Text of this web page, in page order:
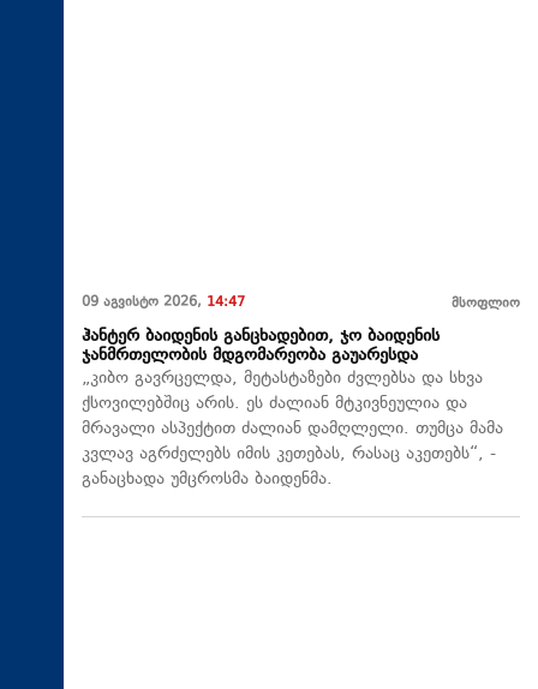
09 აგვისტო 2026, 14:47 მსოფლიო
ჰანტერ ბაიდენის განცხადებით, ჯო ბაიდენის
ჯანმრთელობის მდგომარეობა გაუარესდა
„კიბო გავრცელდა, მეტასტაზები ძვლებსა და სხვა
ქსოვილებშიც არის. ეს ძალიან მტკივნეულია და
მრავალი ასპექტით ძალიან დამღლელი. თუმცა მამა
კვლავ აგრძელებს იმის კეთებას, რასაც აკეთებს“, -
განაცხადა უმცროსმა ბაიდენმა.